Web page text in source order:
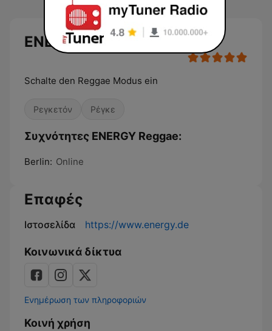
ENERGY Reggae
Schalte den Reggae Modus ein
Ρεγκετόν Ρέγκε
Συχνότητες ENERGY Reggae:
Berlin: Online
Επαφές
Ιστοσελίδα https://www.energy.de
Κοινωνικά δίκτυα
Ενημέρωση των πληροφοριών
Κοινή χρήση